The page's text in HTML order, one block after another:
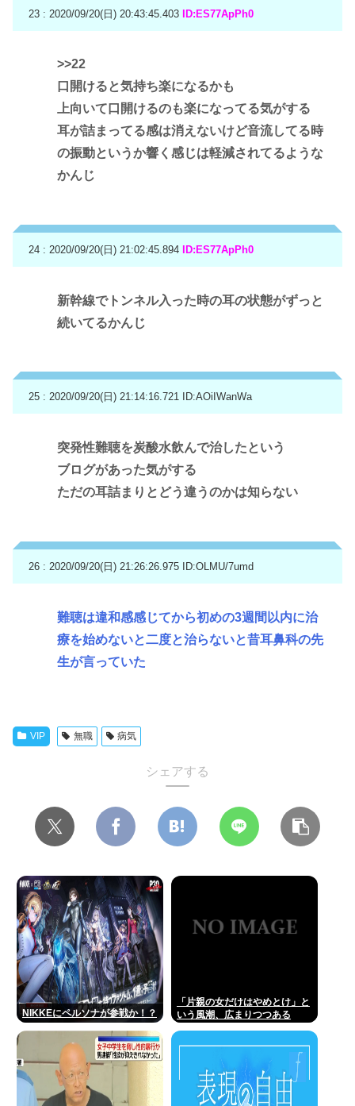
23 : 2020/09/20(日) 20:43:45.403 ID:ES77ApPh0
>>22
口開けると気持ち楽になるかも
上向いて口開けるのも楽になってる気がする
耳が詰まってる感は消えないけど音流してる時
の振動というか響く感じは軽減されてるような
かんじ
24 : 2020/09/20(日) 21:02:45.894 ID:ES77ApPh0
新幹線でトンネル入った時の耳の状態がずっと
続いてるかんじ
25 : 2020/09/20(日) 21:14:16.721 ID:AOiIWanWa
突発性難聴を炭酸水飲んで治したという
ブログがあった気がする
ただの耳詰まりとどう違うのかは知らない
26 : 2020/09/20(日) 21:26:26.975 ID:OLMU/7umd
難聴は違和感感じてから初めの3週間以内に治
療を始めないと二度と治らないと昔耳鼻科の先
生が言っていた
VIP 無職 病気
シェアする
NIKKEにペルソナが参戦か！？
「片親の女だけはやめとけ」と
いう風潮、広まりつつある